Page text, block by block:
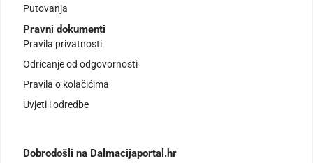
Putovanja
Pravni dokumenti
Pravila privatnosti
Odricanje od odgovornosti
Pravila o kolačićima
Uvjeti i odredbe
Dobrodošli na Dalmacijaportal.hr